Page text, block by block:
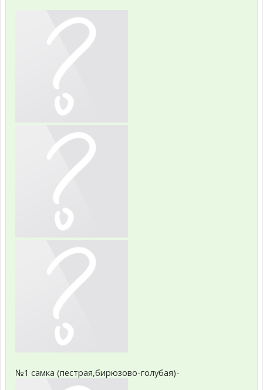
№1 самка (пестрая,бирюзово-голубая)-